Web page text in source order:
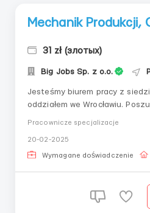
Mechanik Produkcji,
31 zł (злотых)
Big Jobs Sp. z o.o.
Jesteśmy biurem pracy z
oddziałem we Wrocławiu.
stanowisko Mechanika
spożywczych, takich jak kawa,
ciasta, napoje czekoladowe.
Pracownicze specjalizacje
20-02-2025
Wymagane doświadczenie